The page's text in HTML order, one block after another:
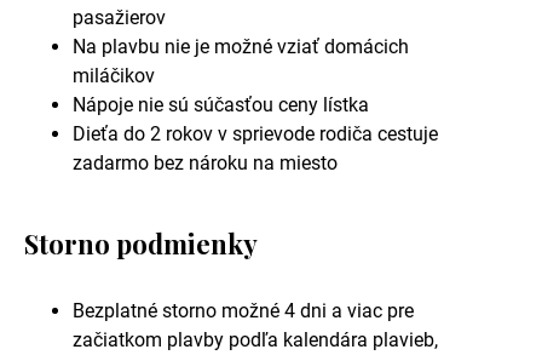
pasažierov
Na plavbu nie je možné vziať domácich
miláčikov
Nápoje nie sú súčasťou ceny lístka
Dieťa do 2 rokov v sprievode rodiča cestuje
zadarmo bez nároku na miesto
Storno podmienky
Bezplatné storno možné 4 dni a viac pre
začiatkom plavby podľa kalendára plavieb,